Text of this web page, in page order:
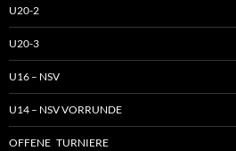
U20-2
U20-3
U16 – NSV
U14 – NSV VORRUNDE
OFFENE TURNIERE